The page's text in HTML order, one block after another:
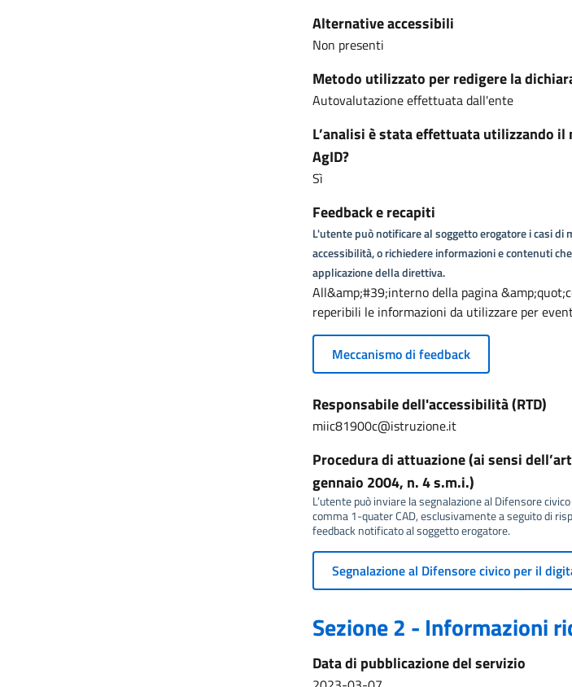
Alternative accessibili
Non presenti
Metodo utilizzato per redigere la
Autovalutazione effettuata dall'ente
L’analisi è stata effettuata utilizzando
AgID?
Sì
Feedback e recapiti
L'utente può notificare al soggetto erogatore i casi di
accessibilità, o richiedere informazioni e contenuti
applicazione della direttiva.
All&amp;#39;interno della pagina
reperibili le informazioni da utilizzare per
Meccanismo di feedback
Responsabile dell'accessibilità (RTD)
miic81900c@istruzione.it
Procedura di attuazione (ai sensi
gennaio 2004, n. 4 s.m.i.)
L’utente può inviare la segnalazione al Difensore
comma 1-quater CAD, esclusivamente a seguito di
feedback notificato al soggetto erogatore.
Segnalazione al Difensore civico per il
Sezione 2 - Informazioni
Data di pubblicazione del servizio